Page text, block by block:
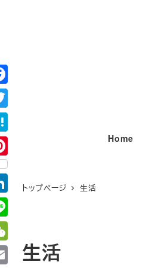
コ
ン
テ
ン
ツ
へ
移
動
Home
トップページ 生活
生活